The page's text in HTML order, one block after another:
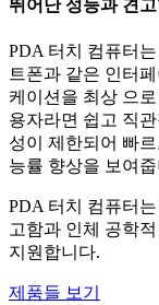
뛰어난 성능과 견
PDA 터치 컴퓨터
트폰과 같은 인터
케이션을 최상 으
용자라면 쉽고 직
성이 제한되어 빠
능률 향상을 보여
PDA 터치 컴퓨터
고함과 인체 공학
지원합니다.
제품들 보기